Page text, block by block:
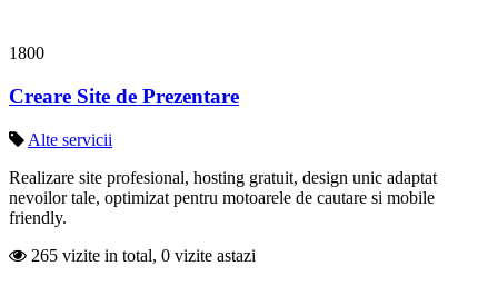
1800
Creare Site de Prezentare
Alte servicii
Realizare site profesional, hosting gratuit, design unic adaptat
nevoilor tale, optimizat pentru motoarele de cautare si mobile
friendly.
265 vizite in total, 0 vizite astazi